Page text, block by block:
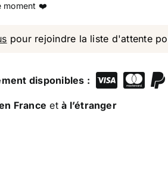
pour rejoindre la liste d'attente
disponibles :
France età l’étranger